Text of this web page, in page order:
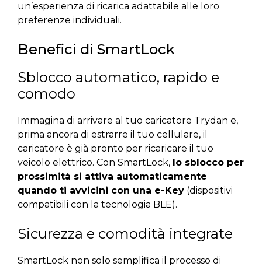
un’esperienza di ricarica adattabile alle loro
preferenze individuali.
Benefici di SmartLock
Sblocco automatico, rapido e
comodo
Immagina di arrivare al tuo caricatore Trydan e,
prima ancora di estrarre il tuo cellulare, il
caricatore è già pronto per ricaricare il tuo
veicolo elettrico. Con SmartLock, lo sblocco per
prossimità si attiva automaticamente
quando ti avvicini con una e-Key (dispositivi
compatibili con la tecnologia BLE).
Sicurezza e comodità integrate
SmartLock non solo semplifica il processo di